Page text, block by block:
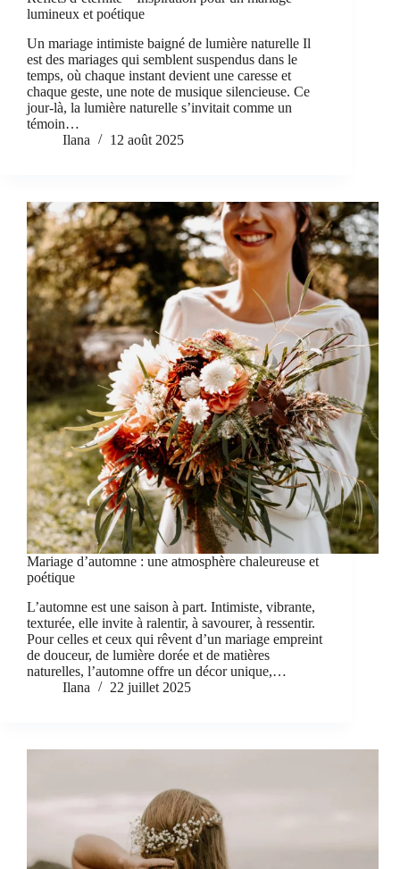
lumineux et poétique
Un mariage intimiste baigné de lumière naturelle Il
est des mariages qui semblent suspendus dans le
temps, où chaque instant devient une caresse et
chaque geste, une note de musique silencieuse. Ce
jour-là, la lumière naturelle s’invitait comme un
témoin…
Ilana
12 août 2025
Mariage d’automne : une atmosphère chaleureuse et
poétique
L’automne est une saison à part. Intimiste, vibrante,
texturée, elle invite à ralentir, à savourer, à ressentir.
Pour celles et ceux qui rêvent d’un mariage empreint
de douceur, de lumière dorée et de matières
naturelles, l’automne offre un décor unique,…
Ilana
22 juillet 2025